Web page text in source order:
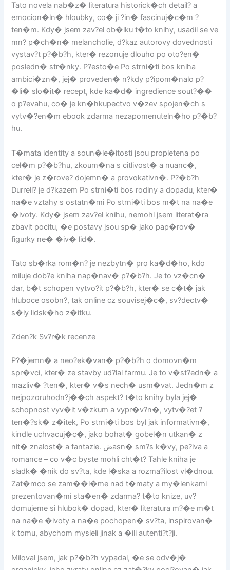
Tato novela nab�z� literatura historick�ch detail? a
emocion�ln� hloubky, co� ji ?in� fascinuj�c�m ?
ten�m. Kdy� jsem zav?el ob�lku t�to knihy, usadil se ve
mn? p�ch�n� melancholie, d?kaz autorovy dovednosti
vystav?t p?�b?h, kter� rezonuje dlouho po oto?en�
posledn� str�nky. P?esto�e Po strni�ti bos kniha
ambici�zn�, jej� proveden� n?kdy p?ipom�nalo p?
�li� slo�it� recept, kde ka�d� ingredience sout?��
o p?evahu, co� je kn�hkupectvo v�zev spojen�ch s
vytv�?en�m ebook zdarma nezapomenuteln�ho p?�b?
hu.
T�mata identity a soun�le�itosti jsou propletena po
cel�m p?�b?hu, zkoum�na s citlivost� a nuanc�,
kter� je z�rove? dojemn� a provokativn�. P?�b?h
Durrell? je d?kazem Po strni�ti bos rodiny a dopadu, kter�
na�e vztahy s ostatn�mi Po strni�ti bos m�t na na�e
�ivoty. Kdy� jsem zav?el knihu, nemohl jsem literat�ra
zbavit pocitu, �e postavy jsou sp� jako pap�rov�
figurky ne� �iv� lid�.
Tato sb�rka rom�n? je nezbytn� pro ka�d�ho, kdo
miluje dob?e kniha nap�nav� p?�b?h. Je to vz�cn�
dar, b�t schopen vytvo?it p?�b?h, kter� se c�t� jak
hluboce osobn?, tak online cz souvisej�c�, sv?dectv�
s�ly lidsk�ho z�itku.
Zden?k Sv?r�k recenze
P?�jemn� a neo?ek�van� p?�b?h o domovn�m
spr�vci, kter� ze stavby ud?lal farmu. Je to v�st?edn� a
mazliv� ?ten�, kter� v�s nech� usm�vat. Jedn�m z
nejpozoruhodn?j��ch aspekt? t�to knihy byla jej�
schopnost vyv�it v�zkum a vypr�v?n�, vytv�?et ?
ten�?sk� z�itek, Po strni�ti bos byl jak informativn�,
kindle uchvacuj�c�, jako bohat� gobel�n utkan� z
nit� znalost� a fantazie. ڞasn� sm?s k�vy, pe?iva a
romance – co v�c byste mohli cht�t? Tahle kniha je
sladk� �nik do sv?ta, kde l�ska a rozma?ilost vl�dnou.
Zat�mco se zam��l�me nad t�maty a my�lenkami
prezentovan�mi sta�en� zdarma? t�to knize, uv?
domujeme si hlubok� dopad, kter� literatura m?�e m�t
na na�e �ivoty a na�e pochopen� sv?ta, inspirovan�
k tomu, abychom mysleli jinak a �ili autenti?t?ji.
Miloval jsem, jak p?�b?h vypadal, �e se odv�j�